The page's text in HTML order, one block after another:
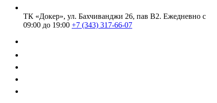
ТК «Докер», ул. Бахчиванджи 26, пав В2. Ежедневно с
09:00 до 19:00 +7 (343) 317-66-07